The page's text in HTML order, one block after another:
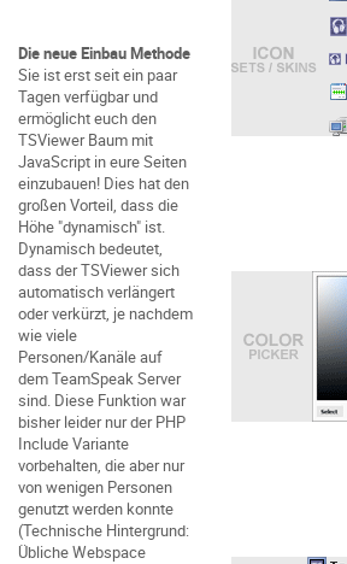
Die neue Einbau Methode
Sie ist erst seit ein paar
Tagen verfügbar und
ermöglicht euch den
TSViewer Baum mit
JavaScript in eure Seiten
einzubauen! Dies hat den
großen Vorteil, dass die
Höhe "dynamisch" ist.
Dynamisch bedeutet,
dass der TSViewer sich
automatisch verlängert
oder verkürzt, je nachdem
wie viele
Personen/Kanäle auf
dem TeamSpeak Server
sind. Diese Funktion war
bisher leider nur der PHP
Include Variante
vorbehalten, die aber nur
von wenigen Personen
genutzt werden konnte
(Technische Hintergrund:
Übliche Webspace